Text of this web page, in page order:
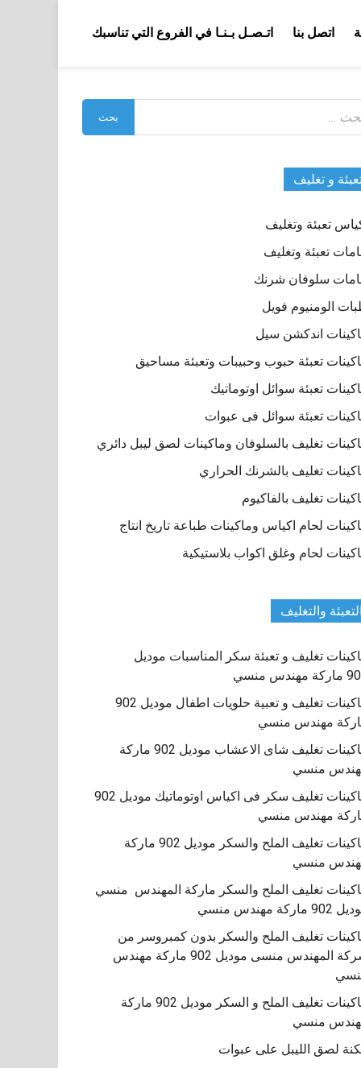
اتصل بنا اتـصـل بـنـا في الفروع التي تناسبك
و تغليف
تعبئة وتغليف
تعبئة وتغليف
سلوفان شرنك
الومنيوم فويل
اندكشن سيل
تعبئة حبوب وحبيبات وتعبئة مساحيق
تعبئة سوائل اوتوماتيك
تعبئة سوائل فى عبوات
تغليف بالسلوفان وماكينات لصق ليبل دائري
تغليف بالشرنك الحراري
تغليف بالفاكيوم
لحام اكياس وماكينات طباعة تاريخ انتاج
لحام وغلق اكواب بلاستيكية
التعبئة والتغليف
تغليف و تعبئة سكر المناسبات موديل
مهندس منسي
ماكينات تغليف و تعبية حلويات اطفال موديل 902
مهندس منسي
ماكينات تغليف شاى الاعشاب موديل 902 ماركة
منسي
ماكينات تغليف سكر فى اكياس اوتوماتيك موديل 902
مهندس منسي
ماكينات تغليف الملح والسكر موديل 902 ماركة
منسي
تغليف الملح والسكر ماركة المهندس منسي
ماركة مهندس منسي
تغليف الملح والسكر بدون كمبروسر من
شركة المهندس منسى موديل 902 ماركة مهندس
‏‏ماكينات تغليف الملح و السكر موديل 902 ماركة
منسي
لصق الليبل على عبوات